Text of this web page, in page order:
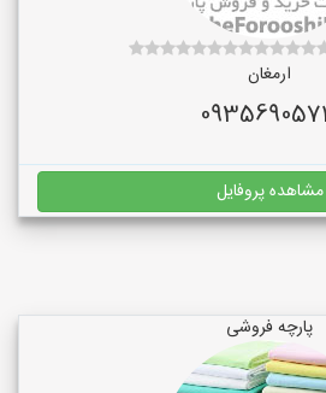
ارمغان
مشاهده پروفایل
پارچه فروشی